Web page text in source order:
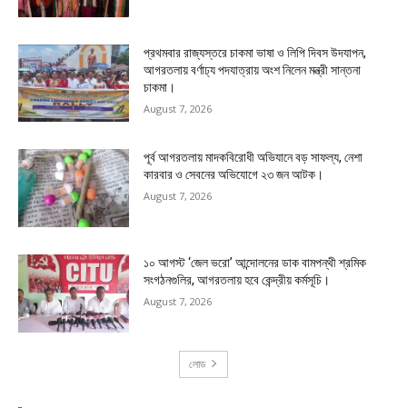
প্রথমবার রাজ্যস্তরে চাকমা ভাষা ও লিপি দিবস উদযাপন,
আগরতলায় বর্ণাঢ্য পদযাত্রায় অংশ নিলেন মন্ত্রী সান্তনা
চাকমা।
August 7, 2026
পূর্ব আগরতলায় মাদকবিরোধী অভিযানে বড় সাফল্য, নেশা
কারবার ও সেবনের অভিযোগে ২৩ জন আটক।
August 7, 2026
১০ আগস্ট ‘জেল ভরো’ আন্দোলনের ডাক বামপন্থী শ্রমিক
সংগঠনগুলির, আগরতলায় হবে কেন্দ্রীয় কর্মসূচি।
August 7, 2026
লোড